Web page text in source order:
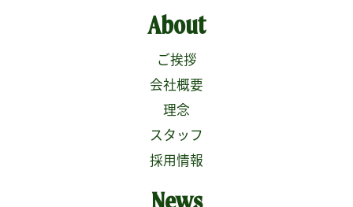
About
ご挨拶
会社概要
理念
スタッフ
採用情報